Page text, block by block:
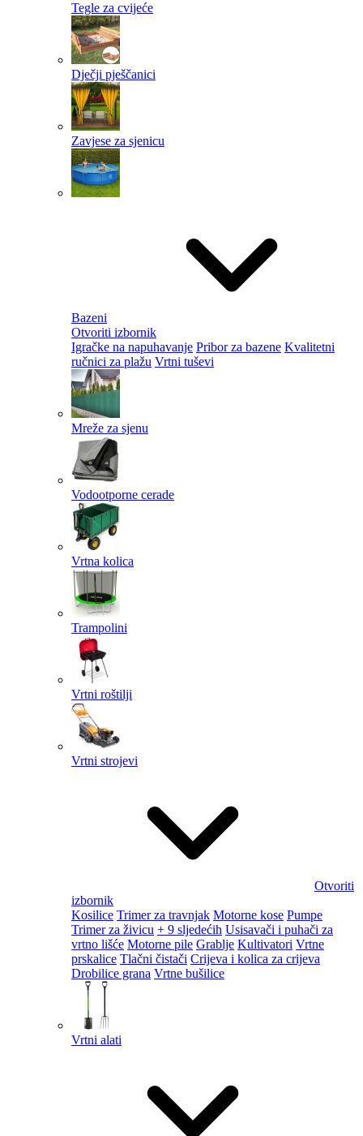
Tegle za cvijeće
Dječji pješčanici
Zavjese za sjenicu
Bazeni
Otvoriti izbornik
Igračke na napuhavanje Pribor za bazene Kvalitetni
ručnici za plažu Vrtni tuševi
Mreže za sjenu
Vodootporne cerade
Vrtna kolica
Trampolini
Vrtni roštilji
Vrtni strojevi
Otvoriti
izbornik
Kosilice Trimer za travnjak Motorne kose Pumpe
Trimer za živicu + 9 sljedećih Usisavači i puhači za
vrtno lišće Motorne pile Grablje Kultivatori Vrtne
prskalice Tlačni čistači Crijeva i kolica za crijeva
Drobilice grana Vrtne bušilice
Vrtni alati